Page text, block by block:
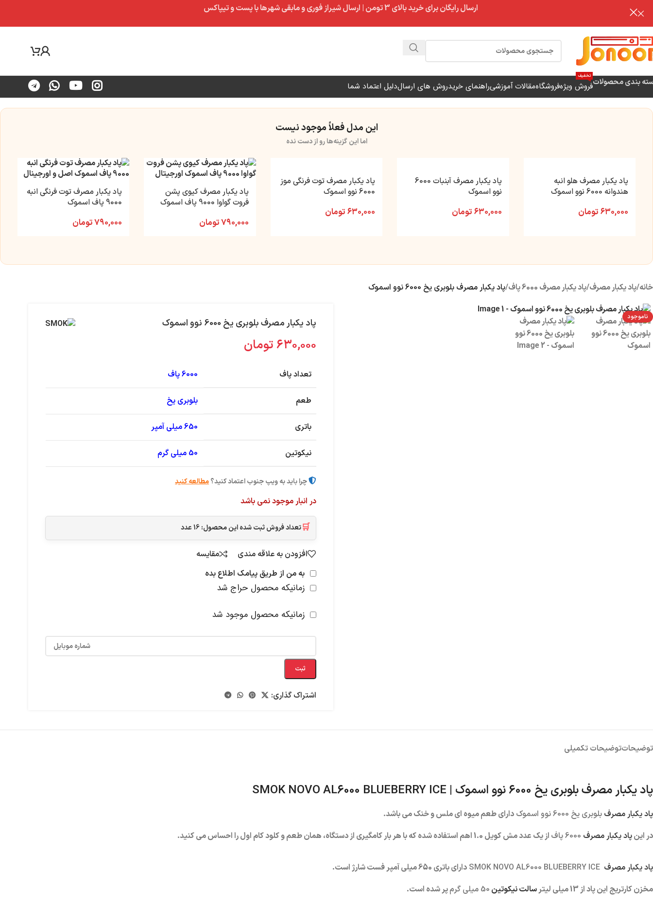
ارسال رایگان برای خرید بالای 3 تومن | ارسال شیراز فوری و مابقی شهرها با پست و تیپاکس
بندی محصولاتفروش ویژه
تخفیف
فروشگاهمقالات آموزشیراهنمای خریدروش های ارسالدلیل اعتماد شما
این مدل فعلاً موجود نیست
اما این گزینه‌ها رو از دست نده
پاد یکبار مصرف هلو انبه
هندوانه 6000 نوو اسموک
۶۳۰,۰۰۰تومان
پاد یکبار مصرف آبنبات 6000
نوو اسموک
۶۳۰,۰۰۰تومان
پاد یکبار مصرف توت فرنگی موز
6000 نوو اسموک
۶۳۰,۰۰۰تومان
پاد یکبار مصرف کیوی پشن
فروت گواوا 9000 پاف اسموک
۷۹۰,۰۰۰تومان
پاد یکبار مصرف توت فرنگی انبه
9000 پاف اسموک
۷۹۰,۰۰۰تومان
خانه/پاد یکبار مصرف/پاد یکبار مصرف 6000 پاف /پاد یکبار مصرف بلوبری یخ 6000 نوو اسموک
ناموجود پاد یکبار مصرف بلوبری یخ 6000 نوو اسموک
۶۳۰,۰۰۰ تومان
تعداد پاف 6000 پاف
طعم بلوبری یخ
باتری 650 میلی آمپر
نیکوتین 50 میلی گرم
چرا باید به ویپ جنوب اعتماد کنید؟مطالعه کنید
در انبار موجود نمی باشد
🛒تعداد فروش ثبت شده این محصول:16عدد
افزودن به علاقه مندی
مقایسه
به من از طریق پیامک اطلاع بده
زمانیکه محصول حراج شد
زمانیکه محصول موجود شد
ثبت
اشتراک گذاری:
توضیحاتتوضیحات تکمیلی
پاد یکبار مصرف بلوبری یخ 6000 نوو اسموک | SMOK NOVO AL6000 BLUEBERRY ICE
پاد یکبار مصرف بلوبری یخ 6000 نوو اسموک
دارای طعم میوه ای ملس و خنک می باشد.
در اینپاد یکبار مصرف از یک عدد مش کویل 1.0 اهم استفاده شده که با هر بار کامگیری از دستگاه، همان طعم و کلود کام اول را احساس می کنید.
پاد یکبار مصرف
دارای باتری 650 میلی آمپر فست شارژ است.
مخزن کارتریج این پاد از 13 میلی لیتر
سالت نیکوتین 50 میلی گرم
پر شده است.